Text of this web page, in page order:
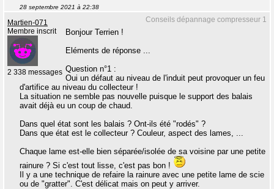
28 septembre 2021 à 22:38
Conseils dépannage compresseur 1
Martien-071
Membre inscrit
2 338 messages
Bonjour Terrien !
Eléments de réponse ...
Question n°1 :
Oui un défaut au niveau de l'induit peut provoquer un feu
d'artifice au niveau du collecteur !
La situation ne semble pas nouvelle puisque le support des balais
avait déjà eu un coup de chaud.
Dans quel état sont les balais ? Ont-ils été "rodés" ?
Dans que état est le collecteur ? Couleur, aspect des lames, ...
Chaque lame est-elle bien séparée/isolée de sa voisine par une petite
rainure ? Si c'est tout lisse, c'est pas bon !
Il y a une technique de refaire la rainure avec une petite lame de scie
ou de "gratter". C'est délicat mais on peut y arriver.